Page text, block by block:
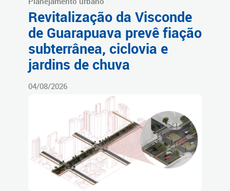
Revitalização da Visconde
de Guarapuava prevê fiação
subterrânea, ciclovia e
jardins de chuva
04/08/2026